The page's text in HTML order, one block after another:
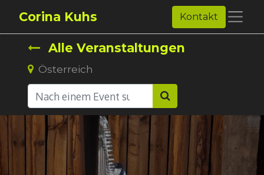
Corina Kuhs Kontakt
Alle Veranstaltungen
Österreich